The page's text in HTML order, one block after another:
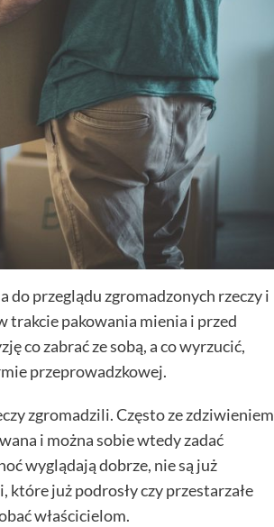
do przeglądu zgromadzonych rzeczy i
trakcie pakowania mienia i przed
co zabrać ze sobą, a co wyrzucić,
przeprowadzkowej.
zgromadzili. Często ze zdziwieniem
i można sobie wtedy zadać
wyglądają dobrze, nie są już
które już podrosły czy przestarzałe
właścicielom.